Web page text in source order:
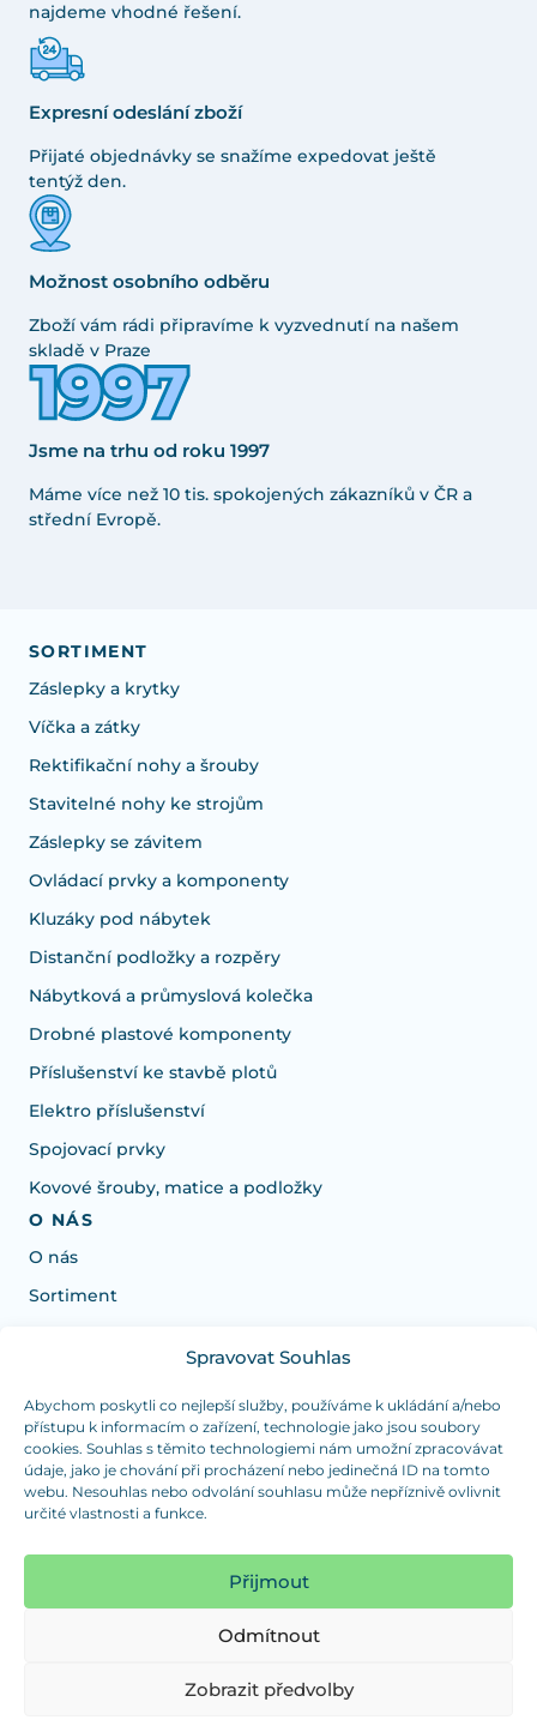
Spravovat Souhlas
Abychom poskytli co nejlepší služby, používáme k ukládání a/nebo
přístupu k informacím o zařízení, technologie jako jsou soubory
cookies. Souhlas s těmito technologiemi nám umožní zpracovávat
údaje, jako je chování při procházení nebo jedinečná ID na tomto
webu. Nesouhlas nebo odvolání souhlasu může nepříznivě ovlivnit
určité vlastnosti a funkce.
Přijmout
Odmítnout
Zobrazit předvolby
najdeme vhodné řešení.
Expresní odeslání zboží
Přijaté objednávky se snažíme expedovat ještě
tentýž den.
Možnost osobního odběru
Zboží vám rádi připravíme k vyzvednutí na našem
skladě v Praze
Jsme na trhu od roku 1997
Máme více než 10 tis. spokojených zákazníků v ČR a
střední Evropě.
SORTIMENT
Záslepky a krytky
Víčka a zátky
Rektifikační nohy a šrouby
Stavitelné nohy ke strojům
Záslepky se závitem
Ovládací prvky a komponenty
Kluzáky pod nábytek
Distanční podložky a rozpěry
Nábytková a průmyslová kolečka
Drobné plastové komponenty
Příslušenství ke stavbě plotů
Elektro příslušenství
Spojovací prvky
Kovové šrouby, matice a podložky
O NÁS
O nás
Sortiment
Potřebujete poradit s výběrem?
Jsme tu pro vás Pondělí-Čtvrtek od: 7:30 - 15:30 hodin
a Pátek od 7:30 - 14:30 hodin
info@dualpraha.cz +420 725 802 767
(platba pouze v hotovosti)
Jsme tu pro vás Pondělí-Čtvrtek od: 7:30 - 15:30 hodin
a Pátek od 7:30 - 14:30 hodin